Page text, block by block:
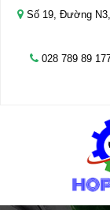
Số 19, Đường
028 789 89